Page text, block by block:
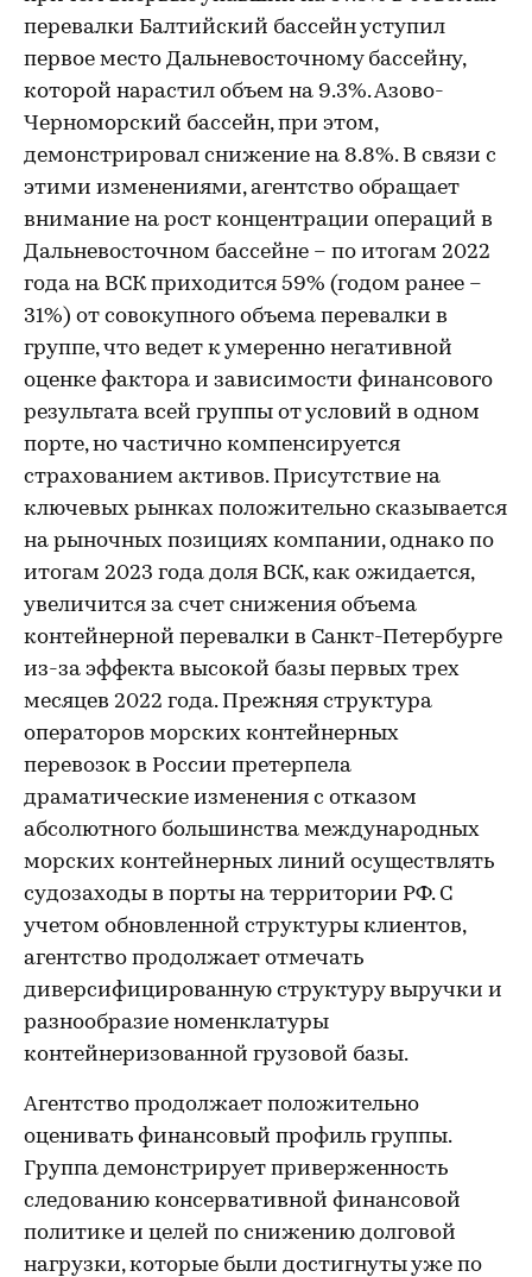
перевалки Балтийский бассейн уступил
первое место Дальневосточному бассейну,
которой нарастил объем на 9.3%. Азово-
Черноморский бассейн, при этом,
демонстрировал снижение на 8.8%. В связи с
этими изменениями, агентство обращает
внимание на рост концентрации операций в
Дальневосточном бассейне – по итогам 2022
года на ВСК приходится 59% (годом ранее –
31%) от совокупного объема перевалки в
группе, что ведет к умеренно негативной
оценке фактора и зависимости финансового
результата всей группы от условий в одном
порте, но частично компенсируется
страхованием активов. Присутствие на
ключевых рынках положительно сказывается
на рыночных позициях компании, однако по
итогам 2023 года доля ВСК, как ожидается,
увеличится за счет снижения объема
контейнерной перевалки в Санкт-Петербурге
из-за эффекта высокой базы первых трех
месяцев 2022 года. Прежняя структура
операторов морских контейнерных
перевозок в России претерпела
драматические изменения с отказом
абсолютного большинства международных
морских контейнерных линий осуществлять
судозаходы в порты на территории РФ. С
учетом обновленной структуры клиентов,
агентство продолжает отмечать
диверсифицированную структуру выручки и
разнообразие номенклатуры
контейнеризованной грузовой базы.
Агентство продолжает положительно
оценивать финансовый профиль группы.
Группа демонстрирует приверженность
следованию консервативной финансовой
политике и целей по снижению долговой
нагрузки, которые были достигнуты уже по